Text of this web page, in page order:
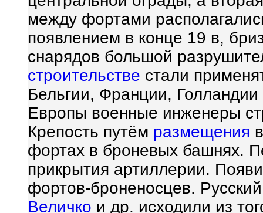
между фортами
появлением в конце 19 в,
снарядов большой
строительстве стали
Бельгии, Франции,
Европы военные инженеры
Крепость путём размещения
фортах в броневых башнях.
прикрытия артиллерии.
фортов-броненосцев.
Величко и др. исходили из